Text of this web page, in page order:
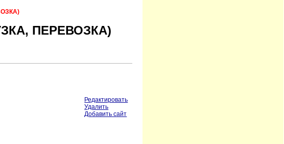
ПЕРЕВОЗКА)
Редактировать
Удалить
Добавить сайт